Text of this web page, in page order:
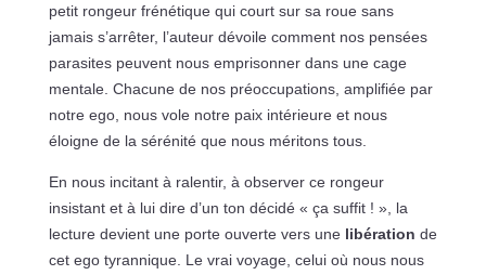
petit rongeur frénétique qui court sur sa roue sans
jamais s’arrêter, l’auteur dévoile comment nos pensées
parasites peuvent nous emprisonner dans une cage
mentale. Chacune de nos préoccupations, amplifiée par
notre ego, nous vole notre paix intérieure et nous
éloigne de la sérénité que nous méritons tous.
En nous incitant à ralentir, à observer ce rongeur
insistant et à lui dire d’un ton décidé « ça suffit ! », la
lecture devient une porte ouverte vers une libération de
cet ego tyrannique. Le vrai voyage, celui où nous nous